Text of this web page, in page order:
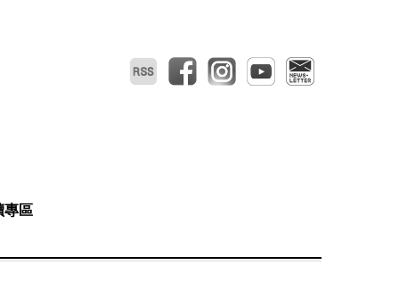
RSS facebookinstagramyoutube
專區